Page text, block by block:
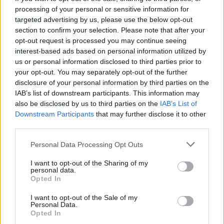
processing of your personal or sensitive information for
targeted advertising by us, please use the below opt-out
section to confirm your selection. Please note that after your
opt-out request is processed you may continue seeing
interest-based ads based on personal information utilized by
us or personal information disclosed to third parties prior to
your opt-out. You may separately opt-out of the further
disclosure of your personal information by third parties on the
IAB’s list of downstream participants. This information may
also be disclosed by us to third parties on the IAB’s List of
Downstream Participants that may further disclose it to other
Personal Data Processing Opt Outs
I want to opt-out of the Sharing of my
personal data.
Opted In
I want to opt-out of the Sale of my
Personal Data.
Opted In
vychrlila sicilská sopka Etna,
jedna z nejaktivnějších sopek
světa, přiměly dnes letiště v
Katánii pozastavit přílety
letadel, uvedla agentura AFP.
V brazilském regionálním parlamentu měli nezvanou
návštěvu - skupinu kapybar
8.8.2026 11:40 (
V brazilském státě Mato
Grosso museli minulý týden v
budovy vniklo několik
hlavním vchodem, informovala agentura AP.
omezující rozmnožování holubů
8.8.2026 11:31 | ZNOJMO (